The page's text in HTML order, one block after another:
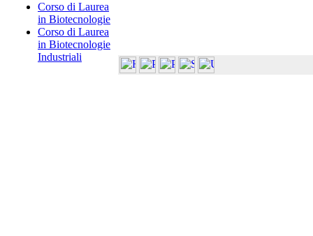
Corso di Laurea
in Biotecnologie
Corso di Laurea
in Biotecnologie
Industriali